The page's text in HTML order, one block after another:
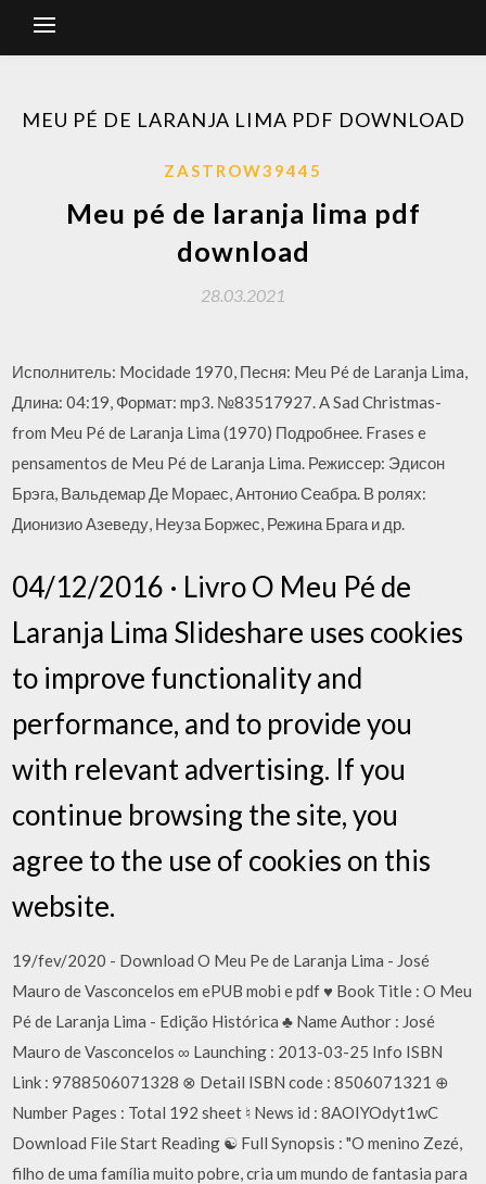
MEU PÉ DE LARANJA LIMA PDF DOWNLOAD
ZASTROW39445
Meu pé de laranja lima pdf
download
28.03.2021
Исполнитель: Mocidade 1970, Песня: Meu Pé de Laranja Lima,
Длина: 04:19, Формат: mp3. №83517927. A Sad Christmas-
from Meu Pé de Laranja Lima (1970) Подробнее. Frases e
pensamentos de Meu Pé de Laranja Lima. Режиссер: Эдисон
Брэга, Вальдемар Де Мораес, Антонио Сеабра. В ролях:
Дионизио Азеведу, Неуза Боржес, Режина Брага и др.
04/12/2016 · Livro O Meu Pé de
Laranja Lima Slideshare uses cookies
to improve functionality and
performance, and to provide you
with relevant advertising. If you
continue browsing the site, you
agree to the use of cookies on this
website.
19/fev/2020 - Download O Meu Pe de Laranja Lima - José
Mauro de Vasconcelos em ePUB mobi e pdf ♥ Book Title : O Meu
Pé de Laranja Lima - Edição Histórica ♣ Name Author : José
Mauro de Vasconcelos ∞ Launching : 2013-03-25 Info ISBN
Link : 9788506071328 ⊗ Detail ISBN code : 8506071321 ⊕
Number Pages : Total 192 sheet ♮ News id : 8AOIYOdyt1wC
Download File Start Reading ☯ Full Synopsis : "O menino Zezé,
filho de uma família muito pobre, cria um mundo de fantasia para